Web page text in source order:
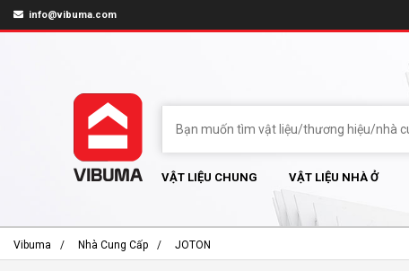
info@vibuma.com
VẬT LIỆU CHUNG VẬT LIỆU NHÀ Ở
Vibuma Nhà Cung Cấp JOTON